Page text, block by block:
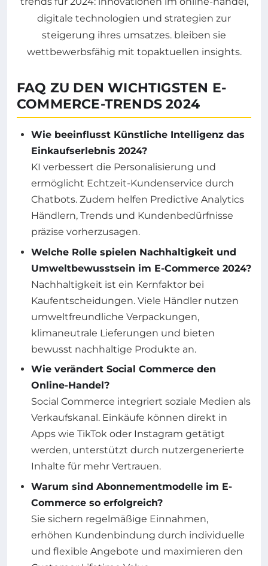
FAQ ZU DEN WICHTIGSTEN E-
COMMERCE-TRENDS 2024
Wie beeinflusst Künstliche Intelligenz das
Einkaufserlebnis 2024?
KI verbessert die Personalisierung und
ermöglicht Echtzeit-Kundenservice durch
Chatbots. Zudem helfen Predictive Analytics
Händlern, Trends und Kundenbedürfnisse
präzise vorherzusagen.
Welche Rolle spielen Nachhaltigkeit und
Umweltbewusstsein im E-Commerce 2024?
Nachhaltigkeit ist ein Kernfaktor bei
Kaufentscheidungen. Viele Händler nutzen
umweltfreundliche Verpackungen,
klimaneutrale Lieferungen und bieten
bewusst nachhaltige Produkte an.
Wie verändert Social Commerce den
Online-Handel?
Social Commerce integriert soziale Medien als
Verkaufskanal. Einkäufe können direkt in
Apps wie TikTok oder Instagram getätigt
werden, unterstützt durch nutzergenerierte
Inhalte für mehr Vertrauen.
Warum sind Abonnementmodelle im E-
Commerce so erfolgreich?
Sie sichern regelmäßige Einnahmen,
erhöhen Kundenbindung durch individuelle
und flexible Angebote und maximieren den